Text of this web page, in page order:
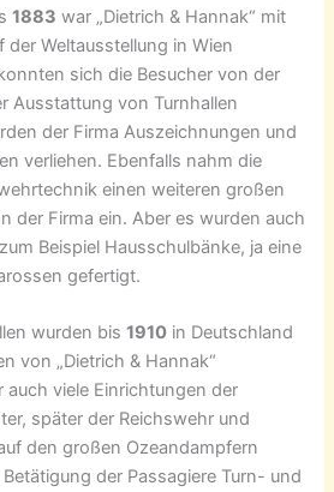
1883 war „Dietrich & Hannak“ mit
Weltausstellung in Wien
sich die Besucher von der
Ausstattung von Turnhallen
der Firma Auszeichnungen und
verliehen. Ebenfalls nahm die
einen weiteren großen
der Firma ein. Aber es wurden auch
Beispiel Hausschulbänke, ja eine
gefertigt.
wurden bis1910 in Deutschland
von „Dietrich & Hannak“
auch viele Einrichtungen der
später der Reichswehr und
den großen Ozeandampfern
der Passagiere Turn- und